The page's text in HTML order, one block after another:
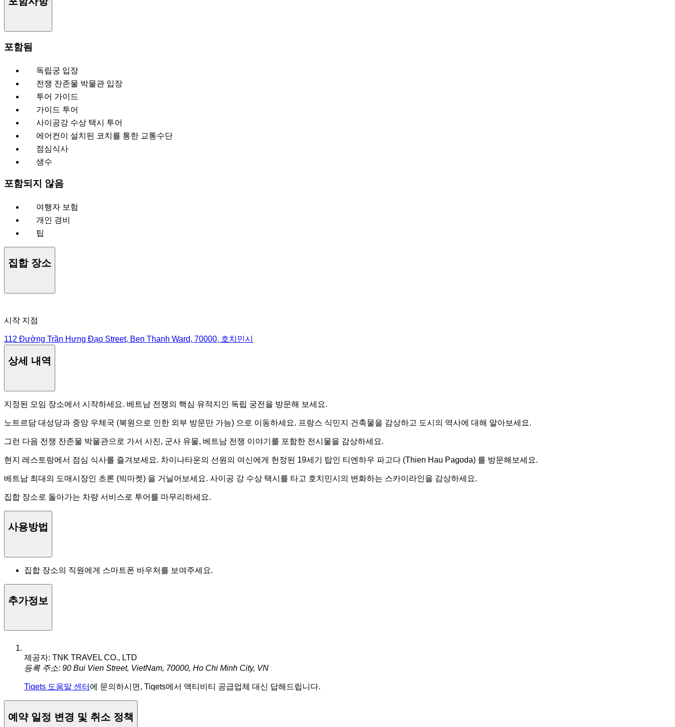
포함됨
독립궁 입장
전쟁 잔존물 박물관 입장
투어 가이드
가이드 투어
사이공강 수상 택시 투어
에어컨이 설치된 코치를 통한 교통수단
점심식사
생수
포함되지 않음
여행자 보험
개인 경비
팁
집합 장소
시작 지점
112 Đường Trần Hưng Đạo Street, Ben Thanh Ward, 70000, 호치민시
상세 내역
지정된 모임 장소에서 시작하세요. 베트남 전쟁의 핵심 유적지인 독립 궁전을 방문해 보세요.
노트르담 대성당과 중앙 우체국 (복원으로 인한 외부 방문만 가능) 으로 이동하세요. 프랑스 식민지 건축물을 감상하고 도시의 역사에 대해 알아보세요.
그런 다음 전쟁 잔존물 박물관으로 가서 사진, 군사 유물, 베트남 전쟁 이야기를 포함한 전시물을 감상하세요.
현지 레스토랑에서 점심 식사를 즐겨보세요. 차이나타운의 선원의 여신에게 헌정된 19세기 탑인 티엔하우 파고다 (Thien Hau Pagoda) 를 방문해보세요.
베트남 최대의 도매시장인 초론 (빅마켓) 을 거닐어보세요. 사이공 강 수상 택시를 타고 호치민시의 변화하는 스카이라인을 감상하세요.
집합 장소로 돌아가는 차량 서비스로 투어를 마무리하세요.
사용방법
집합 장소의 직원에게 스마트폰 바우처를 보여주세요.
추가정보
제공자: TNK TRAVEL CO., LTD
등록 주소: 90 Bui Vien Street, VietNam, 70000, Ho Chi Minh City, VN
Tiqets 도움말 센터 에 문의하시면, Tiqets에서 액티비티 공급업체 대신 답해드립니다.
예약 일정 변경 및 취소 정책